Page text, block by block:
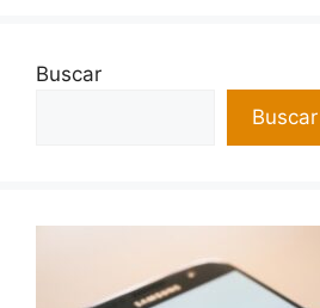
Buscar
Buscar